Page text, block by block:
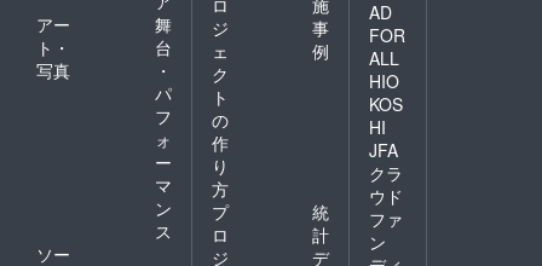
アー
ト・
写真
舞
台
・
パ
フ
ォ
ー
マ
ン
ス
ソー
ロ
ジ
ェ
ク
ト
の
作
り
方
施
事
例
プ
ロ
ジ
統
計
デ
AD
FOR
ALL
HIO
KOS
HI
JFA
クラ
ウド
ファ
ン